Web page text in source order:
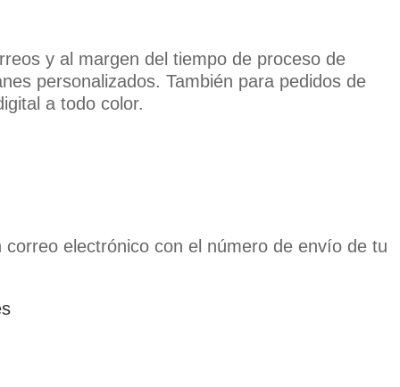
y al margen del tiempo de proceso de
personalizados. También para pedidos de
a todo color.
electrónico con el número de envío de tu